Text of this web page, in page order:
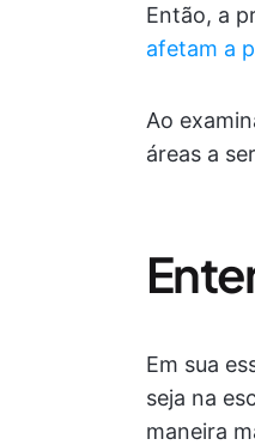
Então, a
afetam a
Ao
áreas a
Em sua
seja na
maneira